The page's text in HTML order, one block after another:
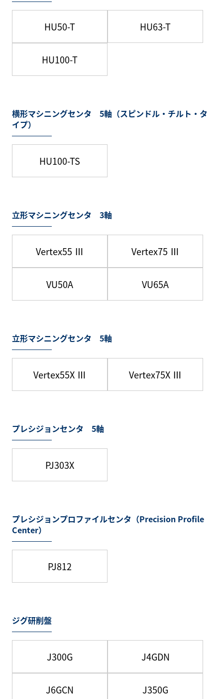
HU50-T HU63-T
HU100-T
横形マシニングセンタ 5軸（スピンドル・チルト・タ
イプ）
HU100-TS
立形マシニングセンタ 3軸
Vertex55 Ⅲ Vertex75 Ⅲ
VU50A VU65A
立形マシニングセンタ 5軸
Vertex55X Ⅲ Vertex75X Ⅲ
プレシジョンセンタ 5軸
PJ303X
プレシジョンプロファイルセンタ（Precision Profile
Center）
PJ812
ジグ研削盤
J300G J4GDN
J6GCN J350G